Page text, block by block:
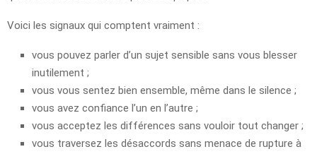
Voici les signaux qui comptent vraiment :
vous pouvez parler d’un sujet sensible sans vous blesser
inutilement ;
vous vous sentez bien ensemble, même dans le silence ;
vous avez confiance l’un en l’autre ;
vous acceptez les différences sans vouloir tout changer ;
vous traversez les désaccords sans menace de rupture à